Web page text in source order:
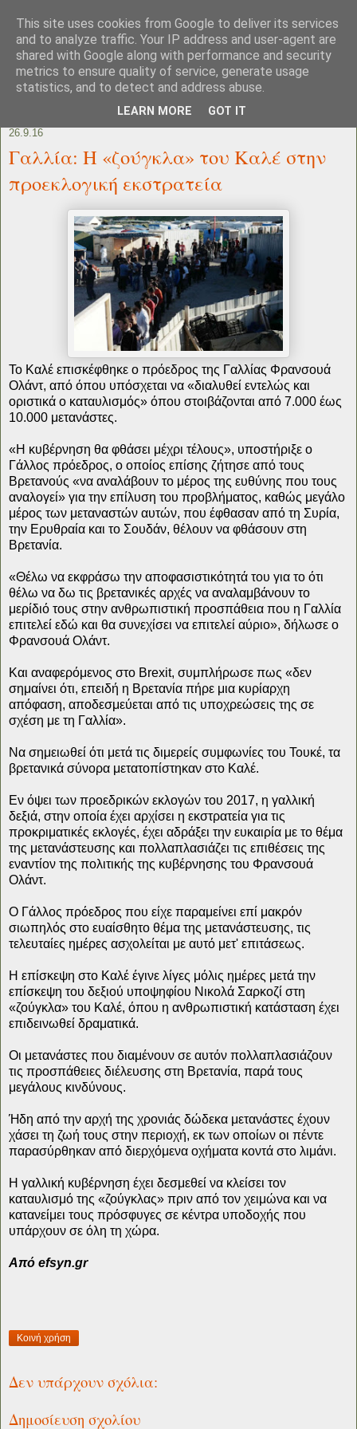
26.9.16
Γαλλία: Η «ζούγκλα» του Καλέ στην
προεκλογική εκστρατεία
Το Καλέ επισκέφθηκε ο πρόεδρος της Γαλλίας Φρανσουά
Ολάντ, από όπου υπόσχεται να «διαλυθεί εντελώς και
οριστικά ο καταυλισμός» όπου στοιβάζονται από 7.000 έως
10.000 μετανάστες.
«Η κυβέρνηση θα φθάσει μέχρι τέλους», υποστήριξε ο
Γάλλος πρόεδρος, ο οποίος επίσης ζήτησε από τους
Βρετανούς «να αναλάβουν το μέρος της ευθύνης που τους
αναλογεί» για την επίλυση του προβλήματος, καθώς μεγάλο
μέρος των μεταναστών αυτών, που έφθασαν από τη Συρία,
την Ερυθραία και το Σουδάν, θέλουν να φθάσουν στη
Βρετανία.
«Θέλω να εκφράσω την αποφασιστικότητά του για το ότι
θέλω να δω τις βρετανικές αρχές να αναλαμβάνουν το
μερίδιό τους στην ανθρωπιστική προσπάθεια που η Γαλλία
επιτελεί εδώ και θα συνεχίσει να επιτελεί αύριο», δήλωσε ο
Φρανσουά Ολάντ.
Και αναφερόμενος στο Brexit, συμπλήρωσε πως «δεν
σημαίνει ότι, επειδή η Βρετανία πήρε μια κυρίαρχη
απόφαση, αποδεσμεύεται από τις υποχρεώσεις της σε
σχέση με τη Γαλλία».
Να σημειωθεί ότι μετά τις διμερείς συμφωνίες του Τουκέ, τα
βρετανικά σύνορα μετατοπίστηκαν στο Καλέ.
Εν όψει των προεδρικών εκλογών του 2017, η γαλλική
δεξιά, στην οποία έχει αρχίσει η εκστρατεία για τις
προκριματικές εκλογές, έχει αδράξει την ευκαιρία με το θέμα
της μετανάστευσης και πολλαπλασιάζει τις επιθέσεις της
εναντίον της πολιτικής της κυβέρνησης του Φρανσουά
Ολάντ.
Ο Γάλλος πρόεδρος που είχε παραμείνει επί μακρόν
σιωπηλός στο ευαίσθητο θέμα της μετανάστευσης, τις
τελευταίες ημέρες ασχολείται με αυτό μετ' επιτάσεως.
Η επίσκεψη στο Καλέ έγινε λίγες μόλις ημέρες μετά την
επίσκεψη του δεξιού υποψηφίου Νικολά Σαρκοζί στη
«ζούγκλα» του Καλέ, όπου η ανθρωπιστική κατάσταση έχει
επιδεινωθεί δραματικά.
Οι μετανάστες που διαμένουν σε αυτόν πολλαπλασιάζουν
τις προσπάθειες διέλευσης στη Βρετανία, παρά τους
μεγάλους κινδύνους.
Ήδη από την αρχή της χρονιάς δώδεκα μετανάστες έχουν
χάσει τη ζωή τους στην περιοχή, εκ των οποίων οι πέντε
παρασύρθηκαν από διερχόμενα οχήματα κοντά στο λιμάνι.
Η γαλλική κυβέρνηση έχει δεσμεθεί να κλείσει τον
καταυλισμό της «ζούγκλας» πριν από τον χειμώνα και να
κατανείμει τους πρόσφυγες σε κέντρα υποδοχής που
υπάρχουν σε όλη τη χώρα.
Από efsyn.gr
Κοινή χρήση
Δεν υπάρχουν σχόλια:
Δημοσίευση σχολίου
This site uses cookies from Google to deliver its services
and to analyze traffic. Your IP address and user-agent are
shared with Google along with performance and security
metrics to ensure quality of service, generate usage
statistics, and to detect and address abuse.
LEARN MORE GOT IT